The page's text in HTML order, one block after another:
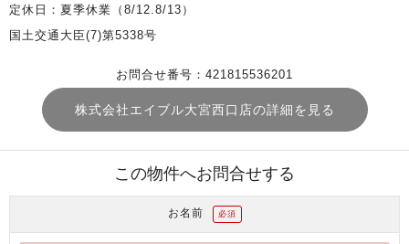
定休日：夏季休業（8/12.8/13）
国土交通大臣(7)第5338号
お問合せ番号：421815536201
株式会社エイブル大宮西口店の詳細を見る
この物件へお問合せする
お名前 必須